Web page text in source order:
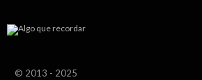
© 2013 - 2025